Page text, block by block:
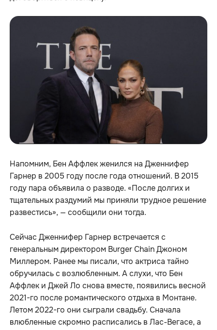
Напомним, Бен Аффлек женился на Дженнифер
Гарнер в 2005 году после года отношений. В 2015
году пара объявила о разводе. «После долгих и
тщательных раздумий мы приняли трудное решение
развестись», — сообщили они тогда.
Сейчас Дженнифер Гарнер встречается с
генеральным директором Burger Chain Джоном
Миллером. Ранее мы писали, что актриса тайно
обручилась с возлюбленным. А слухи, что Бен
Аффлек и Джей Ло снова вместе, появились весной
2021-го после романтического отдыха в Монтане.
Летом 2022-го они сыграли свадьбу. Сначала
влюбленные скромно расписались в Лас-Вегасе, а